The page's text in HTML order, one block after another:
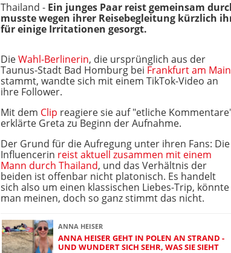
Thailand - Ein junges Paar reist gemeinsam
musste wegen ihrer Reisebegleitung kürzlich
für einige Irritationen gesorgt.
DieWahl-Berlinerin, die ursprünglich aus der
Taunus-Stadt Bad Homburg bei Frankfurt am Main
stammt, wandte sich mit einem TikTok-Video an
ihre Follower.
Mit dem Clip reagiere sie auf "etliche
erklärte Greta zu Beginn der Aufnahme.
Der Grund für die Aufregung unter ihren Fans: Die
Influencerin reist aktuell zusammen mit einem
Mann durch Thailand, und das Verhältnis der
beiden ist offenbar nicht platonisch. Es handelt
sich also um einen klassischen Liebes-Trip, könnte
man meinen, doch so ganz stimmt das nicht.
ANNA HEISER
ANNA HEISER GEHT IN POLEN AN STRAND -
UND WUNDERT SICH SEHR, WAS SIE SIEHT